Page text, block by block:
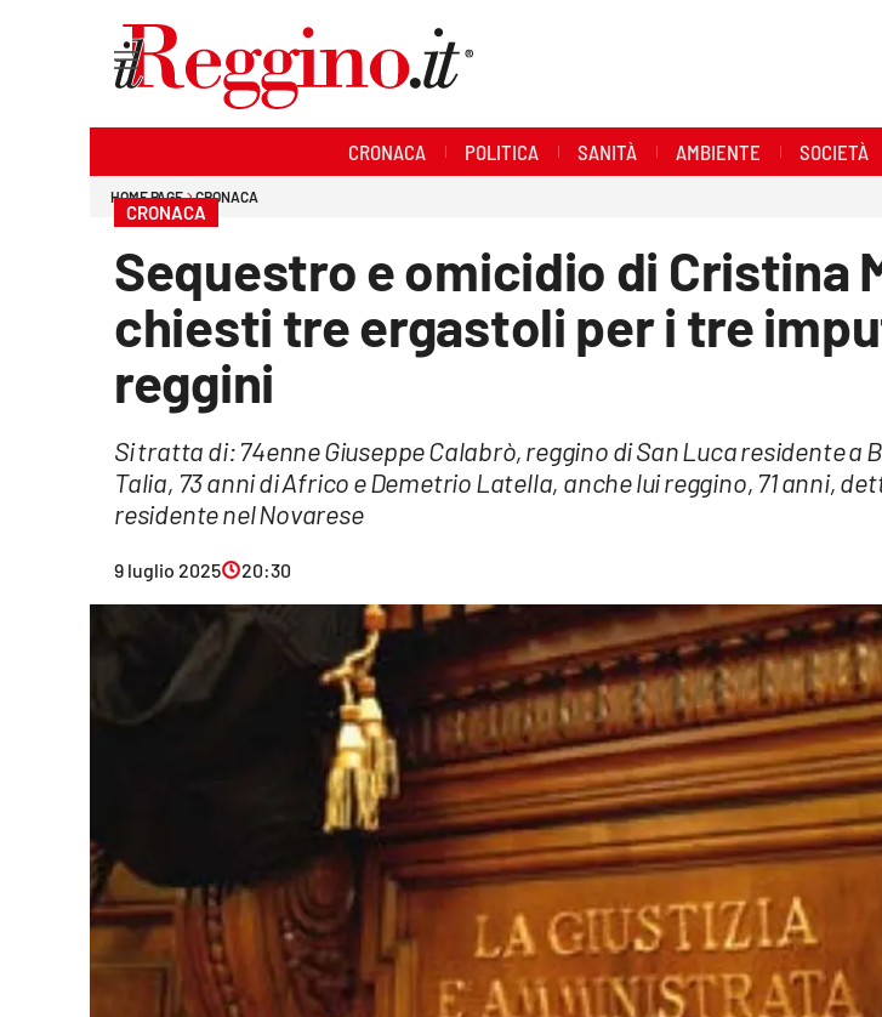
Economia e lavoro
CRONACA POLITICA SANITÀ AMBIENTE SOCIETÀ
HOME PAGE CRONACA
CRONACA
Sequestro e omicidio di Cristina
chiesti tre ergastoli per i tre
reggini
Si tratta di: 74enne Giuseppe Calabrò, reggino di San Luca residente a
Talia, 73 anni di Africo e Demetrio Latella, anche lui reggino, 71 anni,
residente nel Novarese
9 luglio 2025 20:30